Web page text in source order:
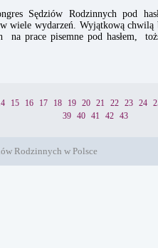
Sędziów Rodzinnych pod
wiele wydarzeń. Wyjątkową chwilą
na prace pisemne pod hasłem,
15 16 17 18 19 20 21 22 23 24
39
40 41 42 43
Rodzinnych w Polsce